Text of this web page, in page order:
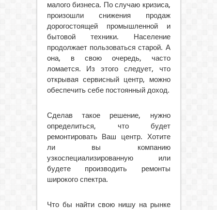
малого бизнеса. По случаю кризиса,
произошли снижения продаж
дорогостоящей промышленной и
бытовой техники. Население
продолжает пользоваться старой. А
она, в свою очередь, часто
ломается. Из этого следует, что
открывая сервисный центр, можно
обеспечить себе постоянный доход.
Сделав такое решение, нужно
определиться, что будет
ремонтировать Ваш центр. Хотите
ли вы компанию
узкоспециализированную или
будете производить ремонты
широкого спектра.
Что бы найти свою нишу на рынке